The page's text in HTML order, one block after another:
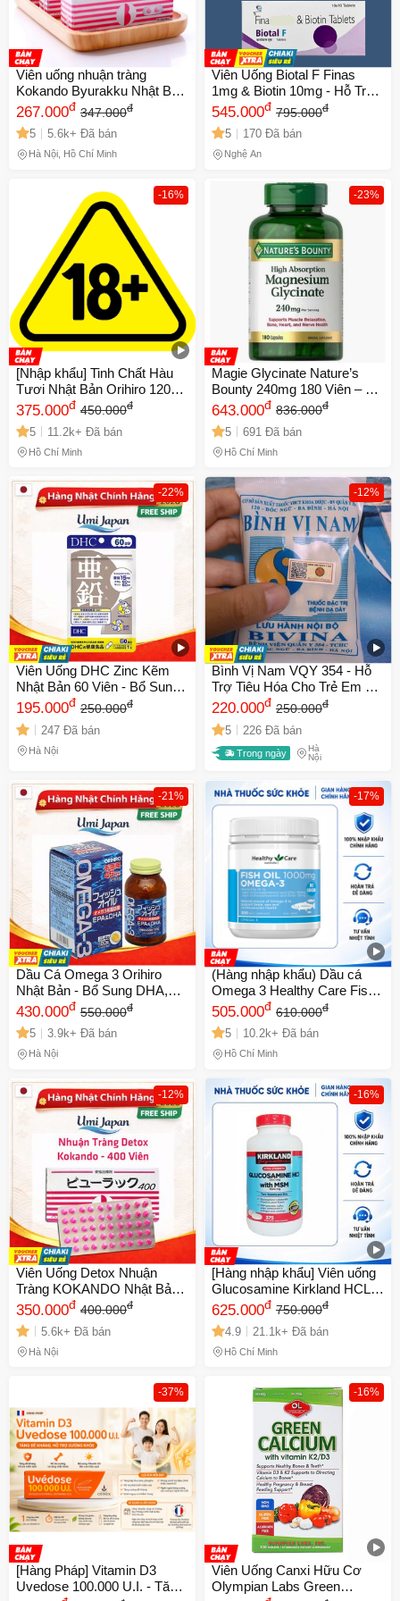
Viên uống nhuận tràng
Kokando Byurakku Nhật Bản
- Hỗ trợ tiêu hóa, giảm táo
bón, chiết xuất tự nhiên an
toàn cho sức khỏe
267.000đ 347.000đ
5 5.6k+ Đã bán
Hà Nội, Hồ Chí Minh
Viên Uống Biotal F Finas
1mg & Biotin 10mg - Hỗ Trợ
Ngăn Rụng Tóc Nam, Giúp
Tăng Cường Tóc Khỏe Mạnh
545.000đ 795.000đ
5 170 Đã bán
Nghệ An
-16%
[Nhập khẩu] Tinh Chất Hàu
Tươi Nhật Bản Orihiro 120
Viên - Hỗ Trợ Tăng Cường
Sinh Lý Nam Giới, Cải Thiện
Chất Lượng Tinh Trùng
375.000đ 450.000đ
5 11.2k+ Đã bán
Hồ Chí Minh
-23%
Magie Glycinate Nature’s
Bounty 240mg 180 Viên – hỗ
trợ thư giãn
643.000đ 836.000đ
5 691 Đã bán
Hồ Chí Minh
-22%
Viên Uống DHC Zinc Kẽm
Nhật Bản 60 Viên - Bổ Sung
Kẽm Tăng Cường Sức Khỏe
và Miễn Dịch, Hỗ Trợ Chăm
Sóc Da Tóc
195.000đ 250.000đ
247 Đã bán
Hà Nội
-12%
Bình Vị Nam VQY 354 - Hỗ
Trợ Tiêu Hóa Cho Trẻ Em Và
Người Lớn - Hộp 100 Viên
Uống Giúp Cải Thiện Tiêu
Hóa
220.000đ 250.000đ
5 226 Đã bán
Trong ngày
Hà
Nội
-21%
Dầu Cá Omega 3 Orihiro
Nhật Bản - Bổ Sung DHA,
EPA Tăng Cường Thị Lực và
Trí Não - Lọ 180 Viên Nang
Mềm
430.000đ 550.000đ
5 3.9k+ Đã bán
Hà Nội
-17%
(Hàng nhập khẩu) Dầu cá
Omega 3 Healthy Care Fish
Oil 1000mg của Úc
505.000đ 610.000đ
5 10.2k+ Đã bán
Hồ Chí Minh
-12%
Viên Uống Detox Nhuận
Tràng KOKANDO Nhật Bản -
Hỗ Trợ Tiêu Hóa, Giảm Đầy
Hơi - 400 Viên Cho Sức
Khỏe Đường Ruột
350.000đ 400.000đ
5.6k+ Đã bán
Hà Nội
-16%
[Hàng nhập khẩu] Viên uống
Glucosamine Kirkland HCL
1500mg với MSM 1500mg -
Hỗ trợ xương khớp, hộp 375
viên cho người lớn
625.000đ 750.000đ
4.9 21.1k+ Đã bán
Hồ Chí Minh
-37%
[Hàng Pháp] Vitamin D3
Uvedose 100.000 U.I. - Tăng
-16%
Viên Uống Canxi Hữu Cơ
Olympian Labs Green